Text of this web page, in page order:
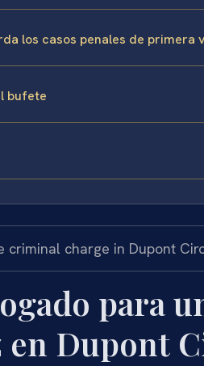
los casos penales de primera
bufete
para
Dupont